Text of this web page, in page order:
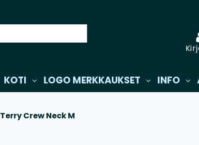
KOTI LOGO MERKKAUKSET INFO
Terry Crew Neck M